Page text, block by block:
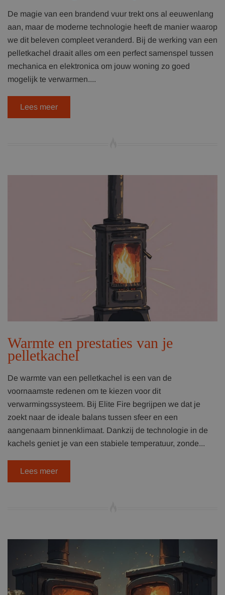
De magie van een brandend vuur trekt ons al eeuwenlang
aan, maar de moderne technologie heeft de manier waarop
we dit beleven compleet veranderd. Bij de werking van een
pelletkachel draait alles om een perfect samenspel tussen
mechanica en elektronica om jouw woning zo goed
mogelijk te verwarmen....
Lees meer
Warmte en prestaties van je
pelletkachel
De warmte van een pelletkachel is een van de
voornaamste redenen om te kiezen voor dit
verwarmingssysteem. Bij Elite Fire begrijpen we dat je
zoekt naar de ideale balans tussen sfeer en een
aangenaam binnenklimaat. Dankzij de technologie in de
kachels geniet je van een stabiele temperatuur, zonde...
Lees meer